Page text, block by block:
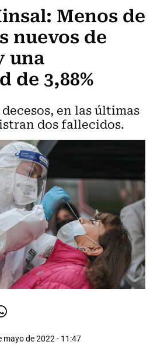
Menos de
nuevos de
una
de 3,88%
en las últimas
dos fallecidos.
mayo de 2022 - 11:47